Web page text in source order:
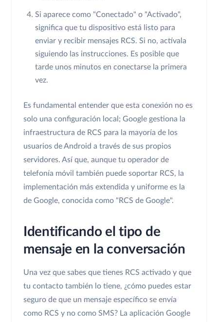
Si aparece como "Conectado" o "Activado",
significa que tu dispositivo está listo para
enviar y recibir mensajes RCS. Si no, actívala
siguiendo las instrucciones. Es posible que
tarde unos minutos en conectarse la primera
vez.
Es fundamental entender que esta conexión no es
solo una configuración local; Google gestiona la
infraestructura de RCS para la mayoría de los
usuarios de Android a través de sus propios
servidores. Así que, aunque tu operador de
telefonía móvil también puede soportar RCS, la
implementación más extendida y uniforme es la
de Google, conocida como "RCS de Google".
Identificando el tipo de
mensaje en la conversación
Una vez que sabes que tienes RCS activado y que
tu contacto también lo tiene, ¿cómo puedes estar
seguro de que un mensaje específico se envía
como RCS y no como SMS? La aplicación Google